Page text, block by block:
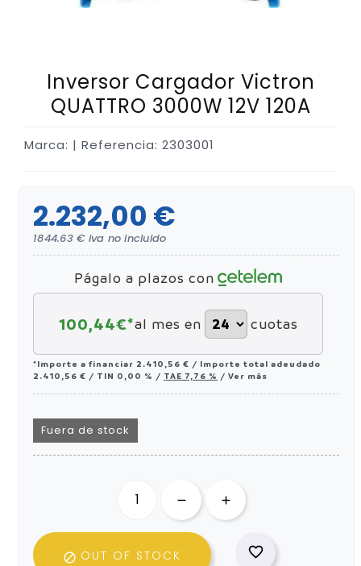
Inversor Cargador Victron
QUATTRO 3000W 12V 120A
Marca: | Referencia: 2303001
2.232,00 €
1844.63 € iva no incluido
Págalo a plazos con
100,44€*al mes en cuotas
*Importe a financiar 2.410,56 € / Importe total adeudado
2.410,56 € / TIN 0,00 % / TAE 7,76 % / Ver más
Fuera de stock
 OUT OF STOCK 